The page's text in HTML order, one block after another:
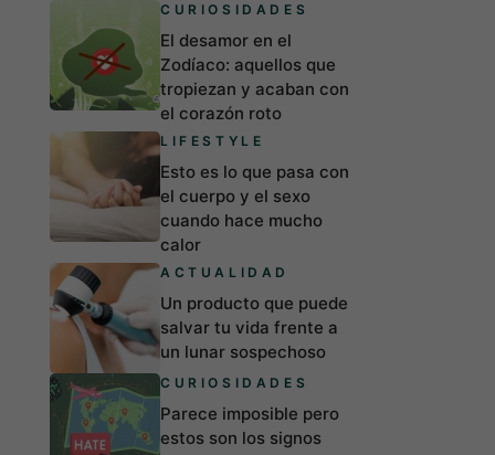
CURIOSIDADES
El desamor en el
Zodíaco: aquellos que
tropiezan y acaban con
el corazón roto
LIFESTYLE
Esto es lo que pasa con
el cuerpo y el sexo
cuando hace mucho
calor
ACTUALIDAD
Un producto que puede
salvar tu vida frente a
un lunar sospechoso
CURIOSIDADES
Parece imposible pero
estos son los signos